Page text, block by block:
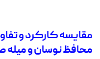
مقایسه کارکرد و
محافظ نوسان و میله